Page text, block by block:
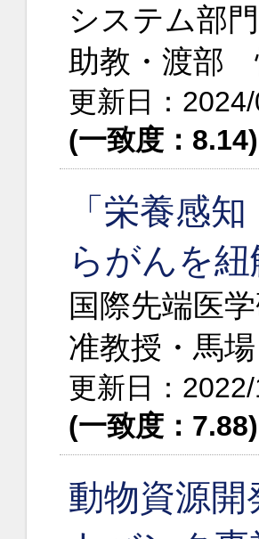
システム部門
助教・渡部
更新日：
(一致度：8.14)
「栄養感
らがんを紐
国際先端医
准教授・馬
更新日：
(一致度：7.88)
動物資源